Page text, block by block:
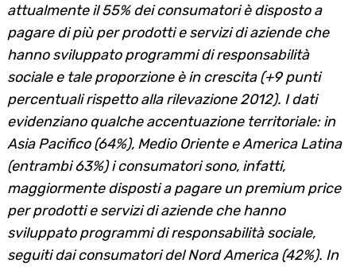
attualmente il 55% dei consumatori è disposto a
pagare di più per prodotti e servizi di aziende che
hanno sviluppato programmi di responsabilità
sociale e tale proporzione è in crescita (+9 punti
percentuali rispetto alla rilevazione 2012). I dati
evidenziano qualche accentuazione territoriale: in
Asia Pacifico (64%), Medio Oriente e America Latina
(entrambi 63%) i consumatori sono, infatti,
maggiormente disposti a pagare unpremium price
per prodotti e servizi di aziende che hanno
sviluppato programmi di responsabilità sociale,
seguiti dai consumatori del Nord America (42%). In